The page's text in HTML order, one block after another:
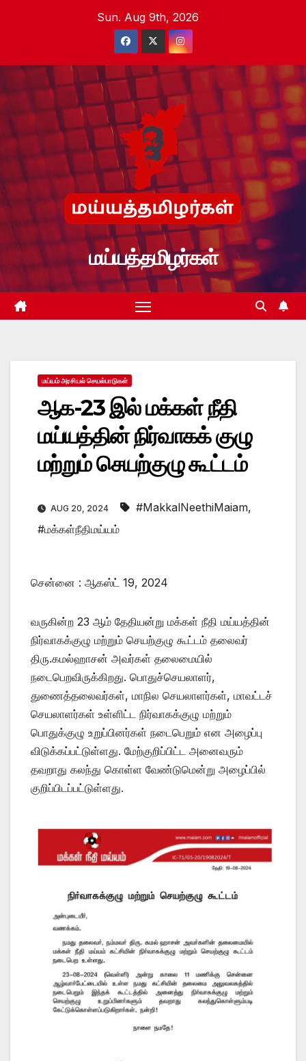
Sun. Aug 9th, 2026
மய்யத்தமிழர்கள்
மய்யம் அரசியல் செயல்பாடுகள்
ஆக-23 இல் மக்கள் நீதி
மய்யத்தின் நிர்வாகக் குழு
மற்றும் செயற்குழு கூட்டம்
AUG 20, 2024 #MakkalNeethiMaiam,
#மக்கள்நீதிமய்யம்
சென்னை : ஆகஸ்ட் 19, 2024
வருகின்ற 23 ஆம் தேதியன்று மக்கள் நீதி மய்யத்தின்
நிர்வாகக்குழு மற்றும் செயற்குழு கூட்டம் தலைவர்
திரு.கமல்ஹாசன் அவர்கள் தலைமையில்
நடைபெறவிருக்கிறது. பொதுச்செயலாளர்,
துணைத்தலைவர்கள், மாநில செயலாளர்கள், மாவட்டச்
செயலாளர்கள் உள்ளிட்ட நிர்வாகக்குழு மற்றும்
பொதுக்குழு உறுப்பினர்கள் நடைபெறும் என அழைப்பு
விடுக்கப்பட்டுள்ளது. மேற்குறிப்பிட்ட அனைவரும்
தவறாது கலந்து கொள்ள வேண்டுமென்று அழைப்பில்
குறிப்பிடப்பட்டுள்ளது.